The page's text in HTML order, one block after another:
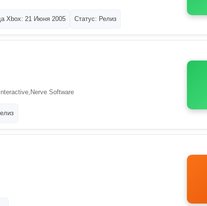
Xbox: 21 Июня 2005 Статус: Релиз
Software